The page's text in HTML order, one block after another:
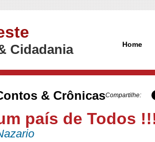
Cidadania Home
& CrônicasCompartilhe:
país de Todos